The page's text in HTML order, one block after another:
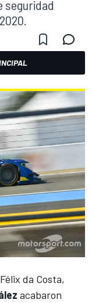
seguridad
da Costa,
acabaron